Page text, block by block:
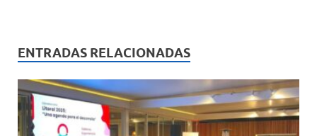
s
A
p
p
b
o
o
k
p
ar
ti
r
ENTRADAS RELACIONADAS